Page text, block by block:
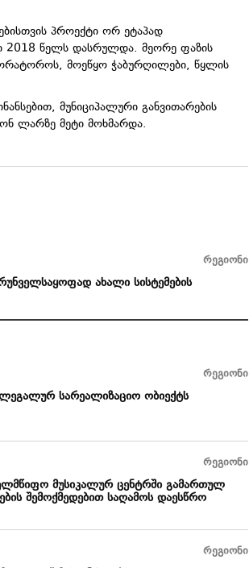
პროექტი ორ ეტაპად
2018 წელს დასრულდა. მეორე ფაზის
მოეწყო ჭაბურღილები, წყლის
მუნიციპალური განვითარების
ლარზე მეტი მოხმარდა.
რეგიონი
ახალი სისტემების
რეგიონი
სარეალიზაციო ობიექტს
რეგიონი
მუსიკალურ ცენტრში გამართულ
შემოქმედებით საღამოს დაესწრო
რეგიონი